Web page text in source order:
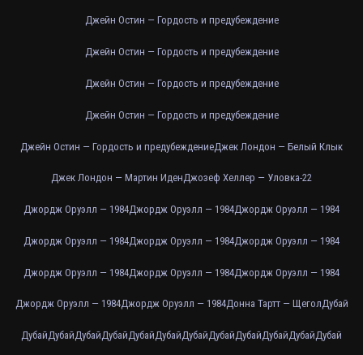
Джейн Остин — Гордость и предубеждение
Джейн Остин — Гордость и предубеждение
Джейн Остин — Гордость и предубеждение
Джейн Остин — Гордость и предубеждение
Джейн Остин — Гордость и предубеждениеДжек Лондон — Белый Клык
Джек Лондон — Мартин ИденДжозеф Хеллер — Уловка-22
Джордж Оруэлл — 1984Джордж Оруэлл — 1984Джордж Оруэлл — 1984
Джордж Оруэлл — 1984Джордж Оруэлл — 1984Джордж Оруэлл — 1984
Джордж Оруэлл — 1984Джордж Оруэлл — 1984Джордж Оруэлл — 1984
Джордж Оруэлл — 1984Джордж Оруэлл — 1984Донна Тартт — ЩеголДубай
ДубайДубайДубайДубайДубайДубайДубайДубайДубайДубайДубайДубай